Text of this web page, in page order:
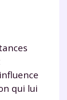
qui lui